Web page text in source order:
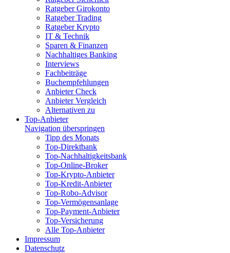
Ratgeber Girokonto
Ratgeber Trading
Ratgeber Krypto
IT & Technik
Sparen & Finanzen
Nachhaltiges Banking
Interviews
Fachbeiträge
Buchempfehlungen
Anbieter Check
Anbieter Vergleich
Alternativen zu
Top-Anbieter
Navigation überspringen
Tipp des Monats
Top-Direktbank
Top-Nachhaltigkeitsbank
Top-Online-Broker
Top-Krypto-Anbieter
Top-Kredit-Anbieter
Top-Robo-Advisor
Top-Vermögensanlage
Top-Payment-Anbieter
Top-Versicherung
Alle Top-Anbieter
Impressum
Datenschutz